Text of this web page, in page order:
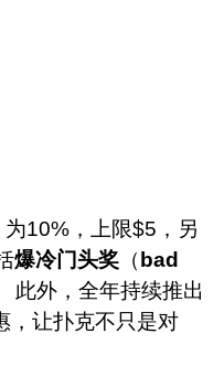
为10%，上限$5，另
爆冷门头奖 （ bad
此外，全年持续推出
，让扑克不只是对